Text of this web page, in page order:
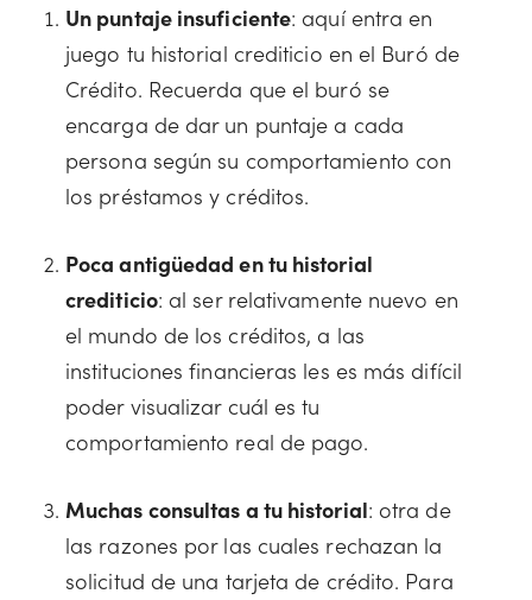
Un puntaje insuficiente: aquí entra en
juego tu historial crediticio en el Buró de
Crédito. Recuerda que el buró se
encarga de dar un puntaje a cada
persona según su comportamiento con
los préstamos y créditos.
Poca antigüedad en tu historial
crediticio: al ser relativamente nuevo en
el mundo de los créditos, a las
instituciones financieras les es más difícil
poder visualizar cuál es tu
comportamiento real de pago.
Muchas consultas a tu historial: otra de
las razones por las cuales rechazan la
solicitud de una tarjeta de crédito. Para